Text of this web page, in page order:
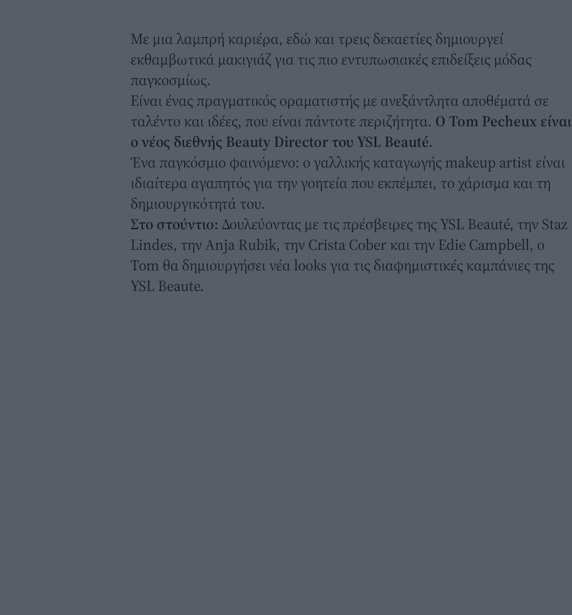
Με μια λαμπρή καριέρα, εδώ και τρεις δεκαετίες δημιουργεί
εκθαμβωτικά μακιγιάζ για τις πιο εντυπωσιακές επιδείξεις μόδας
παγκοσμίως.
Είναι ένας πραγματικός οραματιστής με ανεξάντλητα αποθέματά σε
ταλέντο και ιδέες, που είναι πάντοτε περιζήτητα. Ο Tom Pecheux είναι
ο νέος διεθνής Beauty Director του YSL Beauté.
Ένα παγκόσμιο φαινόμενο: ο γαλλικής καταγωγής makeup artist είναι
ιδιαίτερα αγαπητός για την γοητεία που εκπέμπει, το χάρισμα και τη
δημιουργικότητά του.
Στο στούντιo: Δουλεύοντας με τις πρέσβειρες της YSL Beauté, την Staz
Lindes, την Anja Rubik, την Crista Cober και την Edie Campbell, ο
Tom θα δημιουργήσει νέα looks για τις διαφημιστικές καμπάνιες της
YSL Beaute.